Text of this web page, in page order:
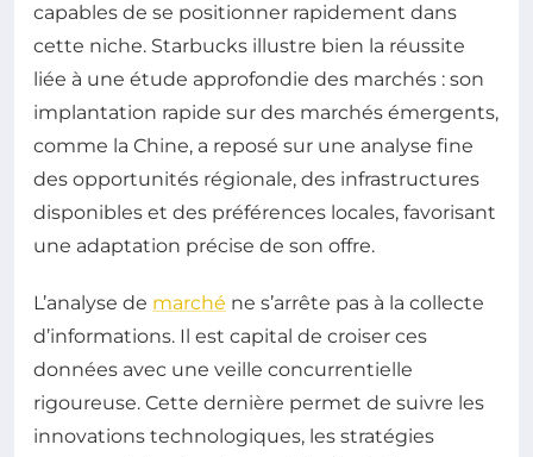
capables de se positionner rapidement dans
cette niche. Starbucks illustre bien la réussite
liée à une étude approfondie des marchés : son
implantation rapide sur des marchés émergents,
comme la Chine, a reposé sur une analyse fine
des opportunités régionale, des infrastructures
disponibles et des préférences locales, favorisant
une adaptation précise de son offre.
L’analyse de marché ne s’arrête pas à la collecte
d’informations. Il est capital de croiser ces
données avec une veille concurrentielle
rigoureuse. Cette dernière permet de suivre les
innovations technologiques, les stratégies